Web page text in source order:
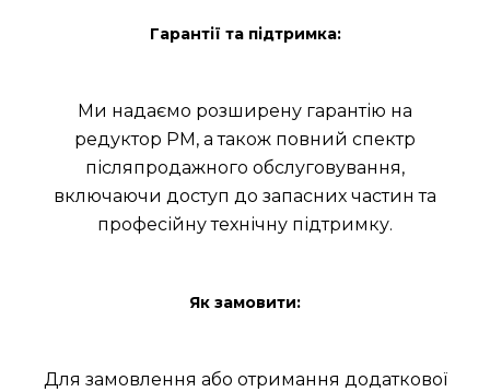
Гарантії та підтримка:
Ми надаємо розширену гарантію на
редуктор РМ, а також повний спектр
післяпродажного обслуговування,
включаючи доступ до запасних частин та
професійну технічну підтримку.
Як замовити:
Для замовлення або отримання додаткової